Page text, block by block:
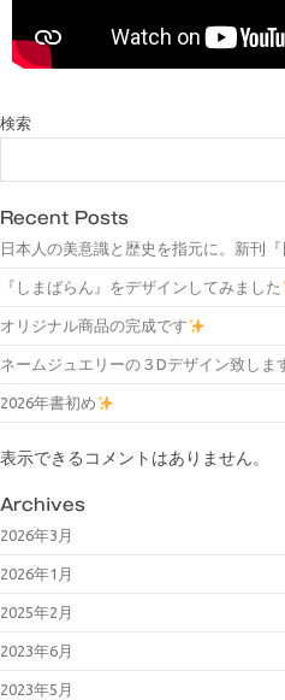
検索
Recent Posts
日本人の美意識と歴史を指元に。新刊
『しまばらん』をデザインしてみました
オリジナル商品の完成です
ネームジュエリーの３Dデザイン致しま
2026年書初め
表示できるコメントはありません。
Archives
2026年3月
2026年1月
2025年2月
2023年6月
2023年5月